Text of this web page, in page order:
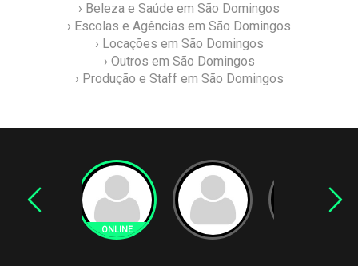
› Beleza e Saúde em São Domingos
› Escolas e Agências em São Domingos
› Locações em São Domingos
› Outros em São Domingos
› Produção e Staff em São Domingos